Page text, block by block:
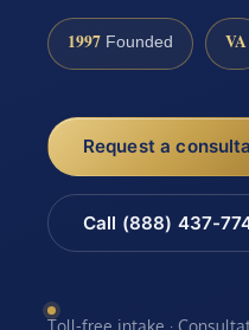
1997 Founded VA
Request a
Call (888) 437-
Toll-free intake ·